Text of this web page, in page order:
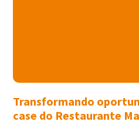
Transformando
case do Restaurante